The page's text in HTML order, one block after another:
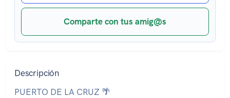
Comparte con tus amig@s
Descripción
PUERTO DE LA CRUZ 🌴